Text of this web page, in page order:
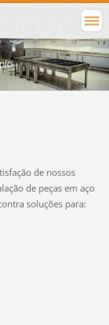
de nossos
de peças em aço
soluções para: